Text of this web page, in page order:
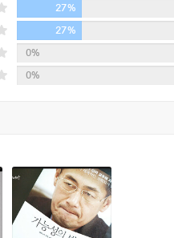
있는 베일을 한 장 한 장 벗기
을 벗긴 행운의 사나이였다.
이 아니라 도중의 중요한 한 장,
수도 있다.”
어떻게 풀려나갈지 아무도 모
의 첫 실험에서 세 가지 교
없이 신약이나 새로운 치료법
27%
27%
0%
0%